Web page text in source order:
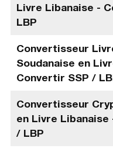
Livre Libanaise -
LBP
Convertisseur
Soudanaise en
Convertir SSP /
Convertisseur
en Livre Libanaise
/ LBP